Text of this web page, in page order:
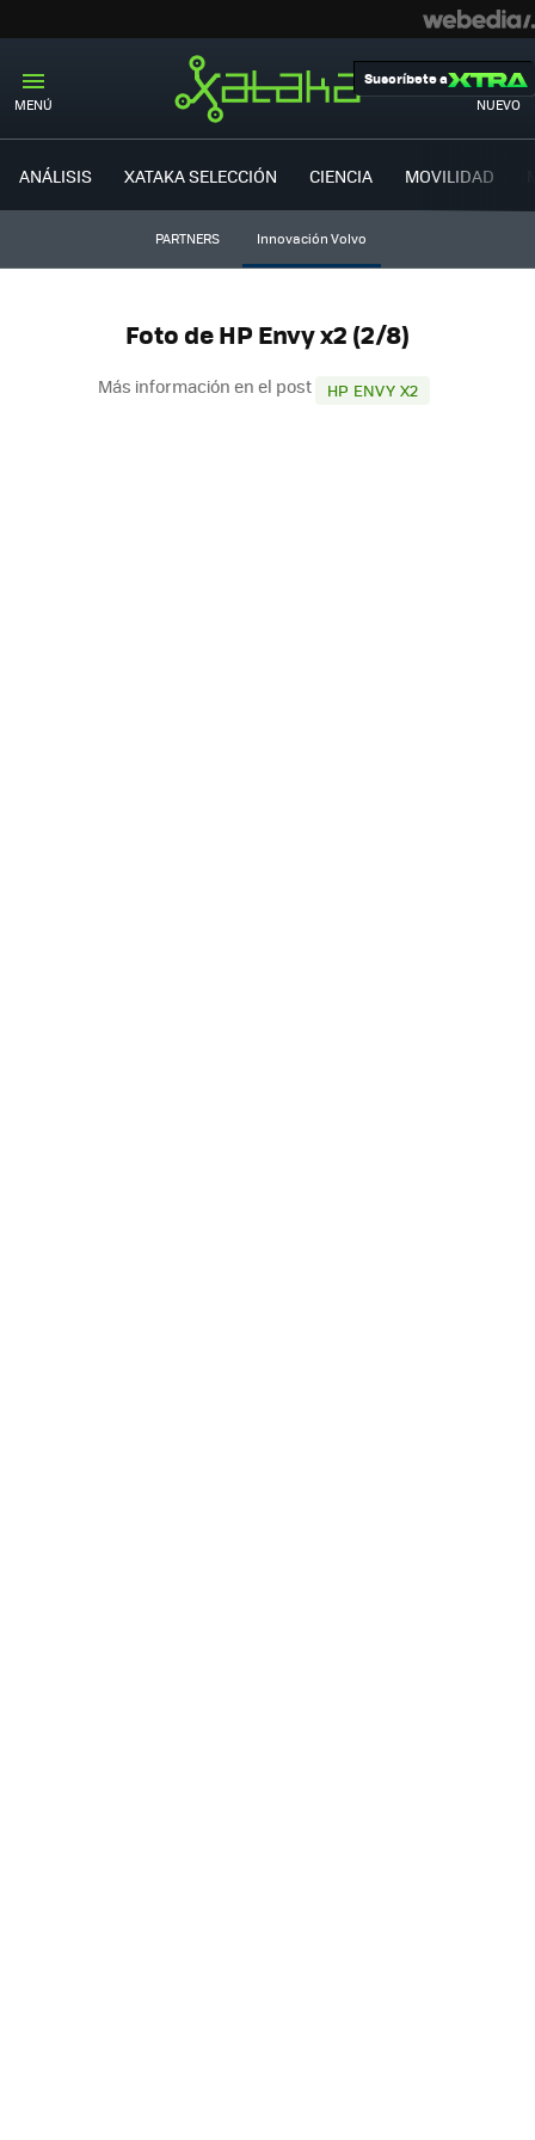
MENÚ NUEVO
Suscríbete a
ANÁLISIS XATAKA SELECCIÓN CIENCIA MOVILIDAD
PARTNERS Innovación Volvo
Foto de HP Envy x2 (2/8)
Más información en el post HP ENVY X2